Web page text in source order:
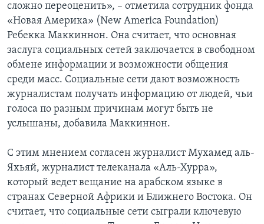
сложно переоценить», – отметила сотрудник фонда
«Новая Америка» (New America Foundation)
Ребекка Маккиннон. Она считает, что основная
заслуга социальных сетей заключается в свободном
обмене информации и возможности общения
среди масс. Социальные сети дают возможность
журналистам получать информацию от людей, чьи
голоса по разным причинам могут быть не
услышаны, добавила Маккиннон.
С этим мнением согласен журналист Мухамед аль-
Яхьяй, журналист телеканала «Аль-Хурра»,
который ведет вещание на арабском языке в
странах Северной Африки и Ближнего Востока. Он
считает, что социальные сети сыграли ключевую